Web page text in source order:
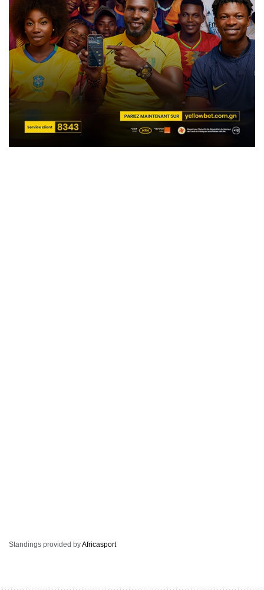
Standings provided byAfricasport